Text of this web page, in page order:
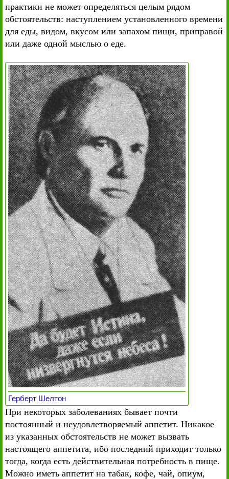
практики не может определяться целым рядом
обстоятельств: наступлением установленного времени
для еды, видом, вкусом или запахом пищи, приправой
или даже одной мыслью о еде.
Герберт Шелтон
При некоторых заболеваниях бывает почти
постоянный и неудовлетворяемый аппетит. Никакое
из указанных обстоятельств не может вызвать
настоящего аппетита, ибо последний приходит только
тогда, когда есть действительная потребность в пище.
Можно иметь аппетит на табак, кофе, чай, опиум,